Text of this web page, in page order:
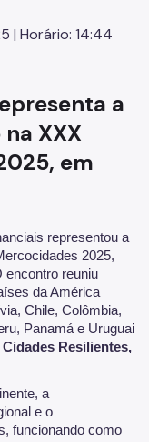
| Horário: 14:44
a
XXX
em
representou a
2025,
encontro reuniu
da América
Chile, Colômbia,
Panamá e Uruguai
Resilientes,
a
e o
funcionando como